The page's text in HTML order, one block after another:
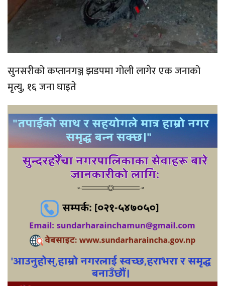
सुनसरीको कप्तानगञ्ज झडपमा गोली लागेर एक जनाको
मृत्यु, १६ जना घाइते